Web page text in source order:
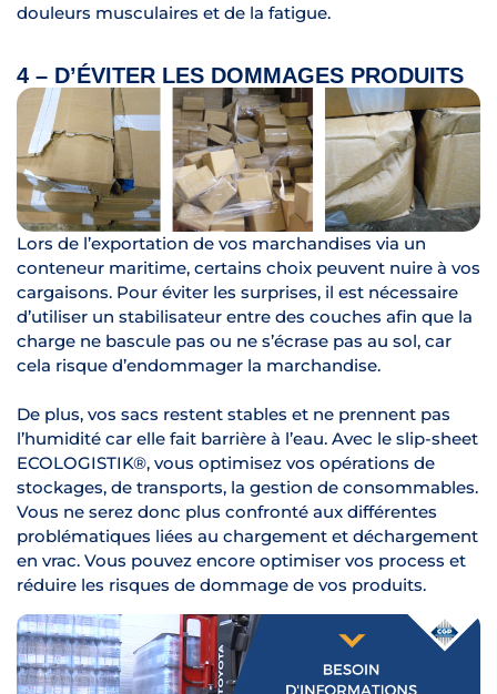
douleurs musculaires et de la fatigue.
4 – D’ÉVITER LES DOMMAGES PRODUITS
Lors de l’exportation de vos marchandises via un
conteneur maritime, certains choix peuvent nuire à vos
cargaisons. Pour éviter les surprises, il est nécessaire
d’utiliser un stabilisateur entre des couches afin que la
charge ne bascule pas ou ne s’écrase pas au sol, car
cela risque d’endommager la marchandise.
De plus, vos sacs restent stables et ne prennent pas
l’humidité car elle fait barrière à l’eau. Avec le slip-sheet
ECOLOGISTIK®, vous optimisez vos opérations de
stockages, de transports, la gestion de consommables.
Vous ne serez donc plus confronté aux différentes
problématiques liées au chargement et déchargement
en vrac. Vous pouvez encore optimiser vos process et
réduire les risques de dommage de vos produits.